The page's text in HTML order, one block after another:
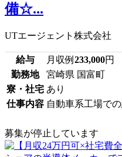
備☆...
UTエージェント株式会社
給与 月収例 233,000円
勤務地
宮崎県 国富町
寮・社宅 あり
仕事内容 自動車系工場で
募集が停止しています